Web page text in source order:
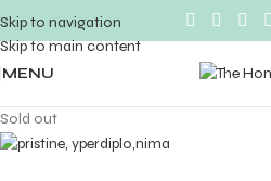
Skip to navigation
Skip to main content
MENU
Sold out